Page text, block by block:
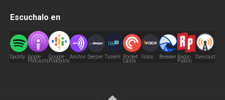
Escuchalo en
Spotify Apple
Podcasts
Google
Podcasts
Anchor Deezer TuneIn Pocket
Casts
iVoox Breaker Radio
Public
Overcast